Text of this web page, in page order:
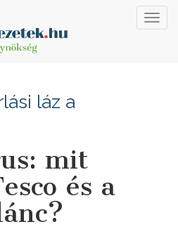
láz a
mit
és a